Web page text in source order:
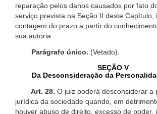
reparação pelos danos causados por fato
serviço prevista na Seção II deste Capítulo,
contagem do prazo a partir do
sua autoria.
Parágrafo único. (Vetado).
SEÇÃO V
Da Desconsideração da
Art. 28. O juiz poderá desconsiderar a
jurídica da sociedade quando, em
houver abuso de direito, excesso de poder,